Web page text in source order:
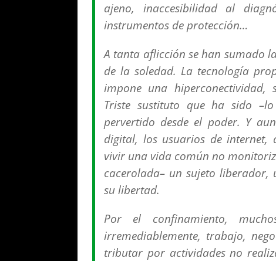
ajeno, inaccesibilidad al
instrumentos de protección…
A tanta aflicción se han sumado
de la soledad. La tecnología
impone una hiperconectividad,
Triste sustituto que ha sido
pervertido desde el poder. Y
digital, los usuarios de internet,
vivir una vida común no
cacerolada– un sujeto liberador,
su libertad.
Por el confinamiento,
irremediablemente, trabajo,
tributar por actividades no